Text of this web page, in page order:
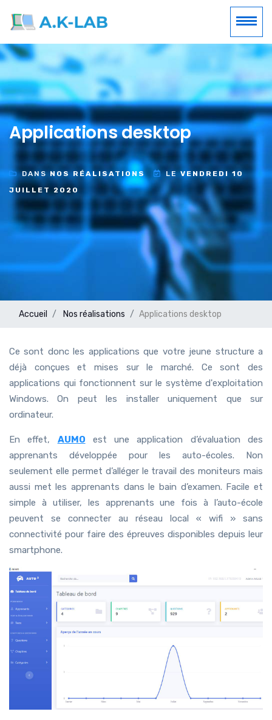
Applications desktop
DANSNOS RÉALISATIONS LEVENDREDI 10
JUILLET 2020
Accueil Nos réalisations Applications desktop
Ce sont donc les applications que votre jeune structure a
déjà conçues et mises sur le marché. Ce sont des
applications qui fonctionnent sur le système d'exploitation
Windows. On peut les installer uniquement que sur
ordinateur.
En effet, AUMO est une application d’évaluation des
apprenants développée pour les auto-écoles. Non
seulement elle permet d’alléger le travail des moniteurs mais
aussi met les apprenants dans le bain d’examen. Facile et
simple à utiliser, les apprenants une fois à l’auto-école
peuvent se connecter au réseau local « wifi » sans
connectivité pour faire des épreuves disponibles depuis leur
smartphone.